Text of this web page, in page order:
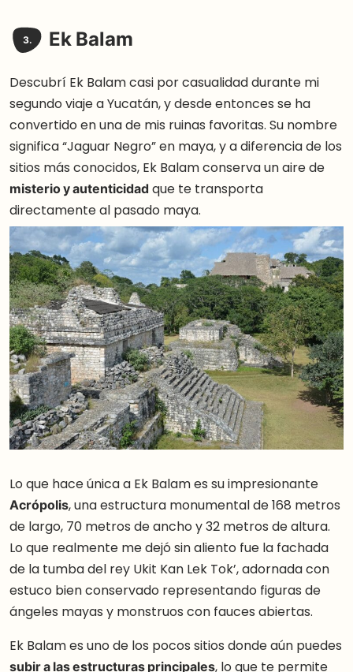
3. Ek Balam
Descubrí Ek Balam casi por casualidad durante mi
segundo viaje a Yucatán, y desde entonces se ha
convertido en una de mis ruinas favoritas. Su nombre
significa “Jaguar Negro” en maya, y a diferencia de los
sitios más conocidos, Ek Balam conserva un aire de
misterio y autenticidadque te transporta
directamente al pasado maya.
Lo que hace única a Ek Balam es su impresionante
Acrópolis, una estructura monumental de 168 metros
de largo, 70 metros de ancho y 32 metros de altura.
Lo que realmente me dejó sin aliento fue la fachada
de la tumba del rey Ukit Kan Lek Tok’, adornada con
estuco bien conservado representando figuras de
ángeles mayas y monstruos con fauces abiertas.
Ek Balam es uno de los pocos sitios donde aún puedes
subir a las estructuras principales, lo que te permite